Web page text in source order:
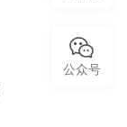
公众号